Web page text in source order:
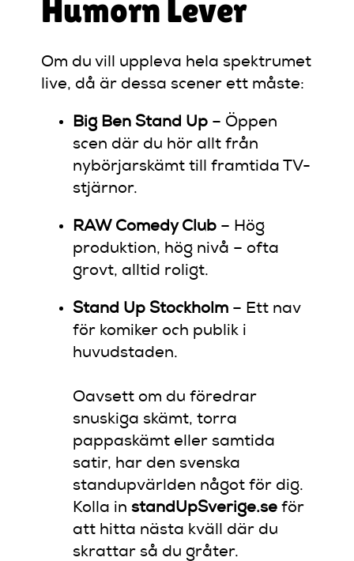
Humorn Lever
Om du vill uppleva hela spektrumet
live, då är dessa scener ett måste:
Big Ben Stand Up – Öppen
scen där du hör allt från
nybörjarskämt till framtida TV-
stjärnor.
RAW Comedy Club – Hög
produktion, hög nivå – ofta
grovt, alltid roligt.
Stand Up Stockholm – Ett nav
för komiker och publik i
huvudstaden.
Oavsett om du föredrar
snuskiga skämt, torra
pappaskämt eller samtida
satir, har den svenska
standupvärlden något för dig.
Kolla instandUpSverige.se för
att hitta nästa kväll där du
skrattar så du gråter.